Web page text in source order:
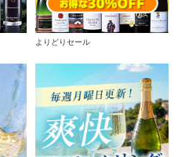
よりどりセール